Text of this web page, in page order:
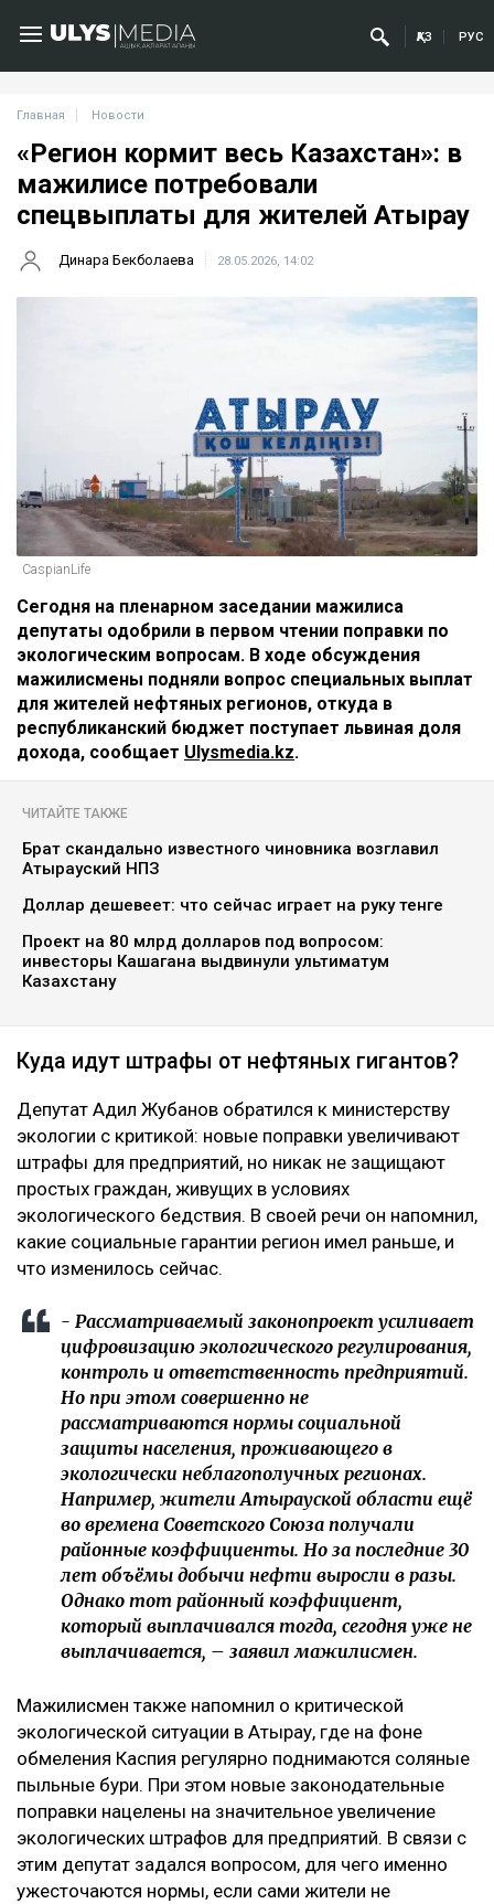
ҚАЗ РУС
Главная Новости
«Регион кормит весь Казахстан»: в
мажилисе потребовали
спецвыплаты для жителей Атырау
Динара Бекболаева 28.05.2026, 14:02
CaspianLife
Сегодня на пленарном заседании мажилиса
депутаты одобрили в первом чтении поправки по
экологическим вопросам. В ходе обсуждения
мажилисмены подняли вопрос специальных выплат
для жителей нефтяных регионов, откуда в
республиканский бюджет поступает львиная доля
дохода, сообщает Ulysmedia.kz.
ЧИТАЙТЕ ТАКЖЕ
Брат скандально известного чиновника возглавил
Атырауский НПЗ
Доллар дешевеет: что сейчас играет на руку тенге
Проект на 80 млрд долларов под вопросом:
инвесторы Кашагана выдвинули ультиматум
Казахстану
Куда идут штрафы от нефтяных гигантов?
Депутат Адил Жубанов обратился к министерству
экологии с критикой: новые поправки увеличивают
штрафы для предприятий, но никак не защищают
простых граждан, живущих в условиях
экологического бедствия. В своей речи он напомнил,
какие социальные гарантии регион имел раньше, и
что изменилось сейчас.
- Рассматриваемый законопроект усиливает
цифровизацию экологического регулирования,
контроль и ответственность предприятий.
Но при этом совершенно не
рассматриваются нормы социальной
защиты населения, проживающего в
экологически неблагополучных регионах.
Например, жители Атырауской области ещё
во времена Советского Союза получали
районные коэффициенты. Но за последние 30
лет объёмы добычи нефти выросли в разы.
Однако тот районный коэффициент,
который выплачивался тогда, сегодня уже не
выплачивается, – заявил мажилисмен.
Мажилисмен также напомнил о критической
экологической ситуации в Атырау, где на фоне
обмеления Каспия регулярно поднимаются соляные
пыльные бури. При этом новые законодательные
поправки нацелены на значительное увеличение
экологических штрафов для предприятий. В связи с
этим депутат задался вопросом, для чего именно
ужесточаются нормы, если сами жители не